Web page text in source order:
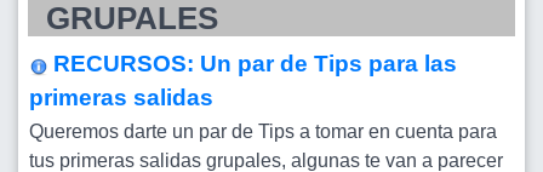
GRUPALES
RECURSOS: Un par de Tips para las
primeras salidas
Queremos darte un par de Tips a tomar en cuenta para
tus primeras salidas grupales, algunas te van a parecer